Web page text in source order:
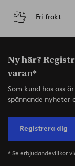
Fri frakt
Ny här?
varan*
Som kund hos oss
spännande nyheter
Registrera dig
* Se erbjudandevillkor